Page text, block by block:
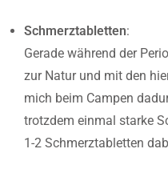
Schmerztabletten:
Gerade während der
zur Natur und mit den
mich beim Campen
trotzdem einmal starke
1-2 Schmerztabletten